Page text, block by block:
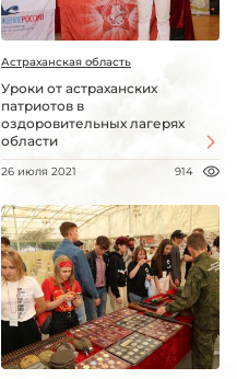
Астраханская область
Уроки от астраханских
патриотов в
оздоровительных лагерях
области
26 июля 2021 914